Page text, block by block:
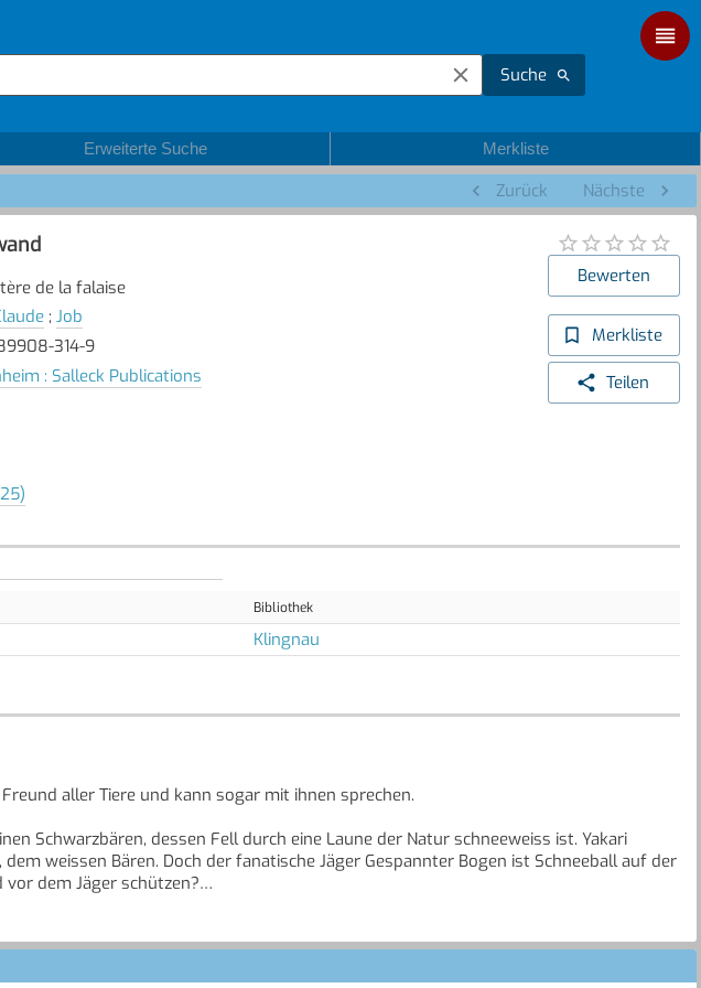
Suche
Erweiterte Suche Merkliste
Zurück Nächste
de la falaise
; Job
314-9
: Salleck Publications
Bewerten
Merkliste
Teilen
Bibliothek
Klingnau
aller Tiere und kann sogar mit ihnen sprechen.
Schwarzbären, dessen Fell durch eine Laune der Natur schneeweiss ist. Yakari
weissen Bären. Doch der fanatische Jäger Gespannter Bogen ist Schneeball auf der
vor dem Jäger schützen?